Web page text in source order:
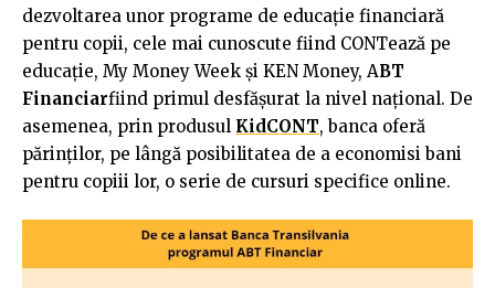
dezvoltarea unor programe de educație financiară
pentru copii, cele mai cunoscute fiind CONTează pe
educație, My Money Week şi KEN Money, ABT
Financiarfiind primul desfăşurat la nivel național. De
asemenea, prin produsul KidCONT, banca oferă
părinților, pe lângă posibilitatea de a economisi bani
pentru copiii lor, o serie de cursuri specifice online.